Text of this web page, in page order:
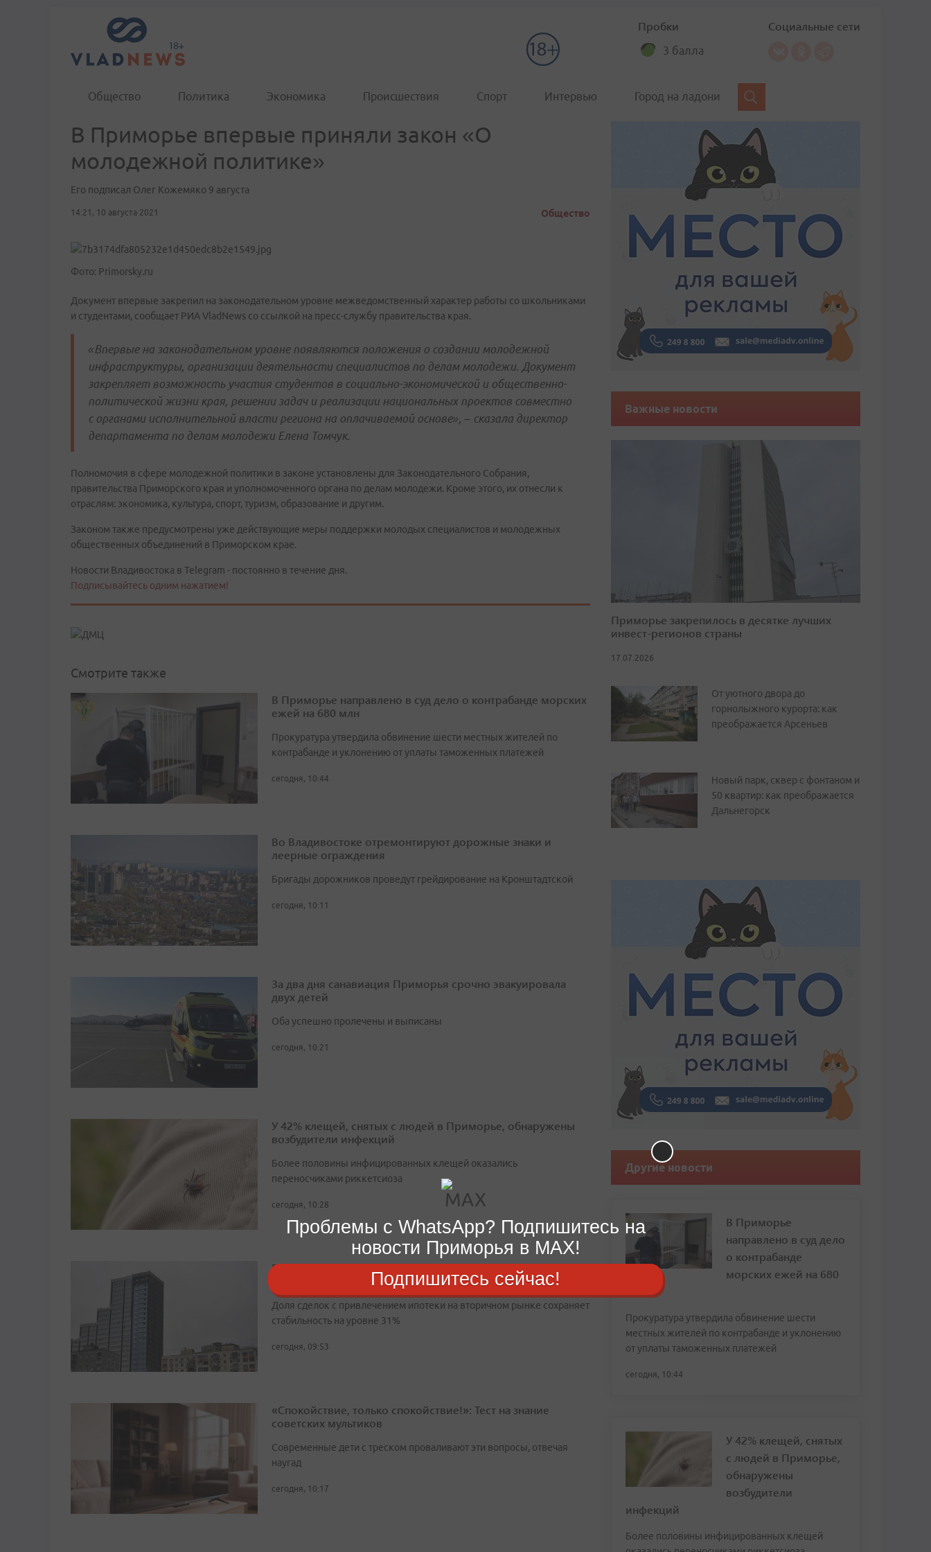
Пробки
3 балла
Социальные сети
Общество Политика Экономика Происшествия Спорт Интервью Город на ладони
В Приморье впервые приняли закон «О
молодежной политике»
Его подписал Олег Кожемяко 9 августа
14:21, 10 августа 2021 Общество
Фото: Primorsky.ru
Документ впервые закрепил на законодательном уровне межведомственный характер работы со школьниками
и студентами, сообщает РИА VladNews со ссылкой на пресс-службу правительства края.
«Впервые на законодательном уровне появляются положения о создании молодежной
инфраструктуры, организации деятельности специалистов по делам молодежи. Документ
закрепляет возможность участия студентов в социально-экономической и общественно-
политической жизни края, решении задач и реализации национальных проектов совместно
с органами исполнительной власти региона на оплачиваемой основе», – сказала директор
департамента по делам молодежи Елена Томчук.
Полномочия в сфере молодежной политики в законе установлены для Законодательного Собрания,
правительства Приморского края и уполномоченного органа по делам молодежи. Кроме этого, их отнесли к
отраслям: экономика, культура, спорт, туризм, образование и другим.
Законом также предусмотрены уже действующие меры поддержки молодых специалистов и молодежных
общественных объединений в Приморском крае.
Новости Владивостока в Telegram - постоянно в течение дня.
Подписывайтесь одним нажатием!
Смотрите также
В Приморье направлено в суд дело о контрабанде морских
ежей на 680 млн
Прокуратура утвердила обвинение шести местных жителей по
контрабанде и уклонению от уплаты таможенных платежей
сегодня, 10:44
Во Владивостоке отремонтируют дорожные знаки и
леерные ограждения
Бригады дорожников проведут грейдирование на Кронштадтской
сегодня, 10:11
За два дня санавиация Приморья срочно эвакуировала
двух детей
Оба успешно пролечены и выписаны
сегодня, 10:21
У 42% клещей, снятых с людей в Приморье, обнаружены
возбудители инфекций
Более половины инфицированных клещей оказались
переносчиками риккетсиоза
сегодня, 10:28
Рост спроса на вторичное жилье в Приморском крае
Доля сделок с привлечением ипотеки на вторичном рынке сохраняет
стабильность на уровне 31%
сегодня, 09:53
«Спокойствие, только спокойствие!»: Тест на знание
советских мультиков
Современные дети с треском проваливают эти вопросы, отвечая
наугад
сегодня, 10:17
Важные новости
Приморье закрепилось в десятке лучших
инвест-регионов страны
17.07.2026
От уютного двора до
горнолыжного курорта: как
преображается Арсеньев
Новый парк, сквер с фонтаном и
50 квартир: как преображается
Дальнегорск
Другие новости
В Приморье
направлено в суд дело
о контрабанде
морских ежей на 680
Прокуратура утвердила обвинение шести
местных жителей по контрабанде и уклонению
от уплаты таможенных платежей
сегодня, 10:44
У 42% клещей, снятых
с людей в Приморье,
обнаружены
возбудители
инфекций
Более половины инфицированных клещей
Проблемы с WhatsApp? Подпишитесь на
новости Приморья в MAX!
Подпишитесь сейчас!